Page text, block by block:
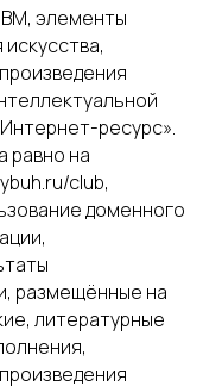
элементы
ресурс».
равно на
club,
доменного
размещённые на
литературные